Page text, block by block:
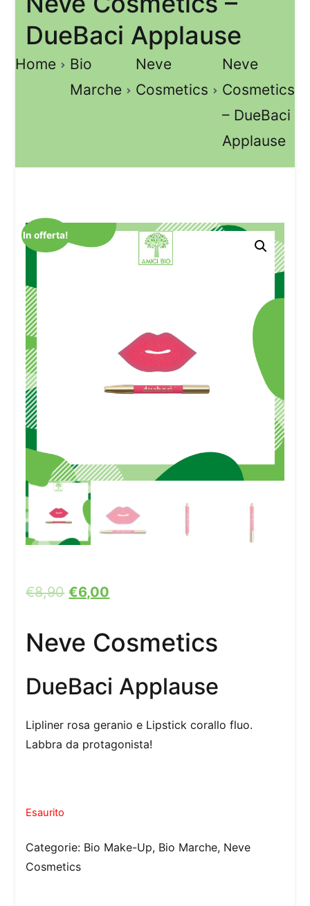
DueBaci Applause
Home
Bio
Marche
Neve
Cosmetics
Neve
Cosmetics
– DueBaci
Applause
In offerta!
€8,90 €6,00
Neve Cosmetics
DueBaci Applause
Lipliner rosa geranio e Lipstick corallo fluo.
Labbra da protagonista!
Esaurito
Categorie: Bio Make-Up, Bio Marche, Neve
Cosmetics